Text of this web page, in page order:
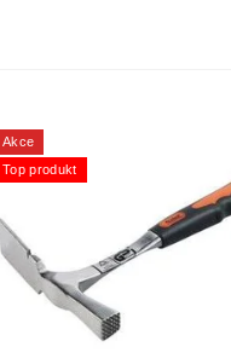
Akce
Top produkt